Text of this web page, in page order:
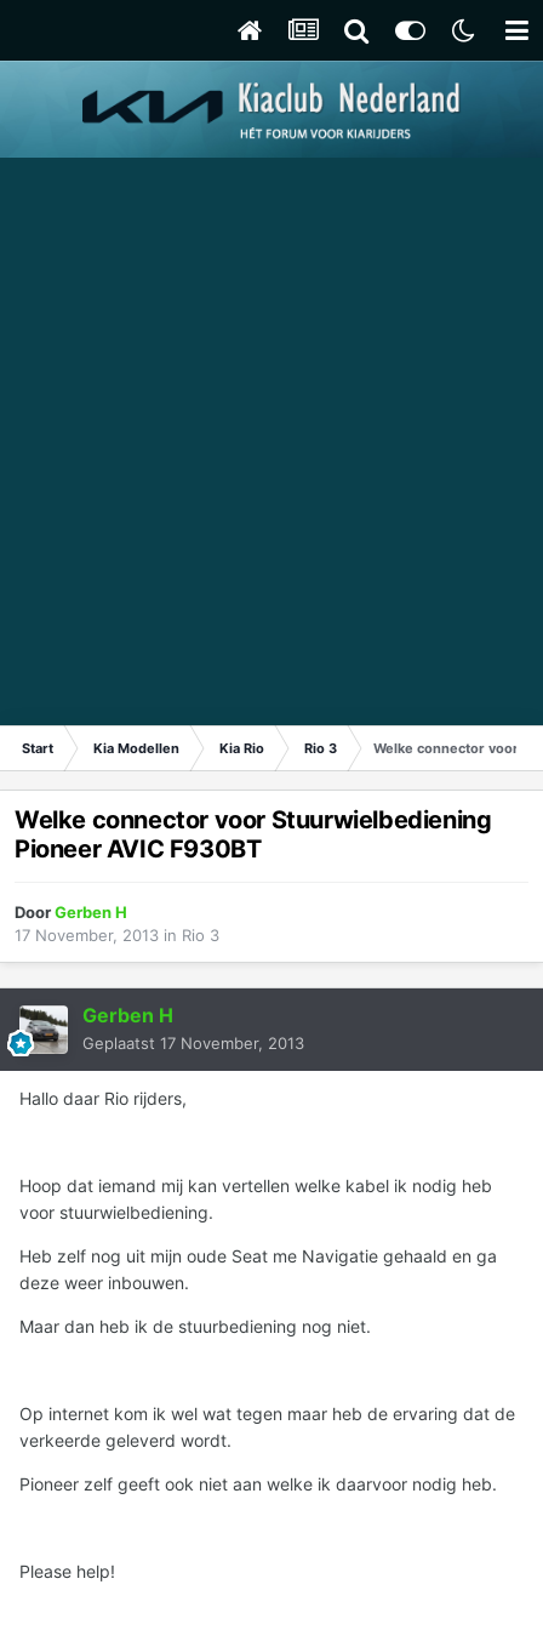
Start Kia Modellen Kia Rio Rio 3 Welke connector voor
Welke connector voor Stuurwielbediening
Pioneer AVIC F930BT
DoorGerben H
17 November, 2013 in Rio 3
Gerben H
Geplaatst 17 November, 2013
Hallo daar Rio rijders,
Hoop dat iemand mij kan vertellen welke kabel ik nodig heb
voor stuurwielbediening.
Heb zelf nog uit mijn oude Seat me Navigatie gehaald en ga
deze weer inbouwen.
Maar dan heb ik de stuurbediening nog niet.
Op internet kom ik wel wat tegen maar heb de ervaring dat de
verkeerde geleverd wordt.
Pioneer zelf geeft ook niet aan welke ik daarvoor nodig heb.
Please help!